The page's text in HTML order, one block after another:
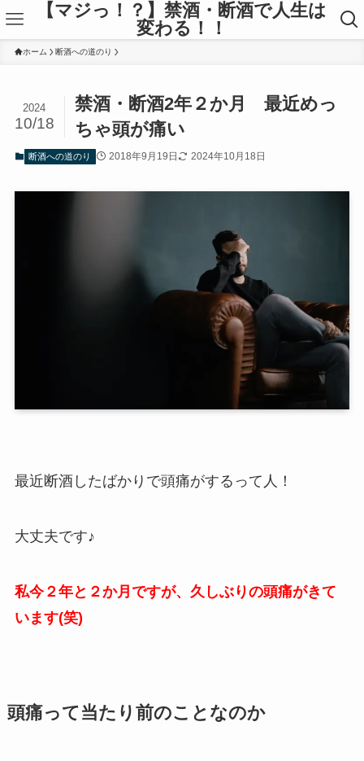
【マジっ！？】禁酒・断酒で人生は
変わる！！
ホーム 断酒への道のり
禁酒・断酒2年２か月 最近めっ
ちゃ頭が痛い
2024
10/18
断酒への道のり 2018年9月19日 2024年10月18日
最近断酒したばかりで頭痛がするって人！
大丈夫です♪
私今２年と２か月ですが、久しぶりの頭痛がきて
います(笑)
頭痛って当たり前のことなのか